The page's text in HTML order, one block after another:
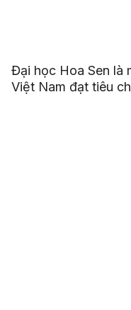
Đại học Hoa Sen là
Việt Nam đạt tiêu